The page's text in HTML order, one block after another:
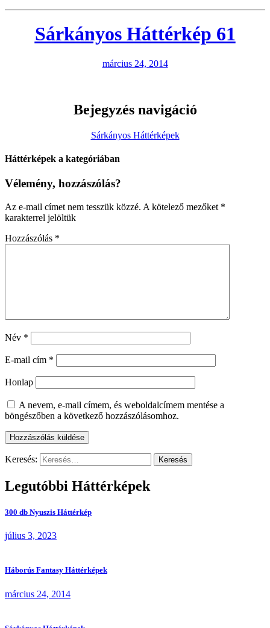
Sárkányos Háttérkép 61
március 24, 2014
Bejegyzés navigáció
Sárkányos Háttérképek
Háttérképek a kategóriában
Vélemény, hozzászólás?
Az e-mail címet nem tesszük közzé. A kötelező mezőket *
karakterrel jelöltük
Hozzászólás *
Név *
E-mail cím *
Honlap
A nevem, e-mail címem, és weboldalcímem mentése a
böngészőben a következő hozzászólásomhoz.
Keresés:
Legutóbbi Háttérképek
300 db Nyuszis Háttérkép
július 3, 2023
Háborús Fantasy Háttérképek
március 24, 2014